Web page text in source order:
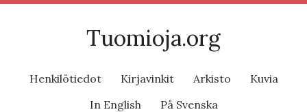
Tuomioja.org
Henkilötiedot Kirjavinkit Arkisto
Kuvia
In English
På Svenska